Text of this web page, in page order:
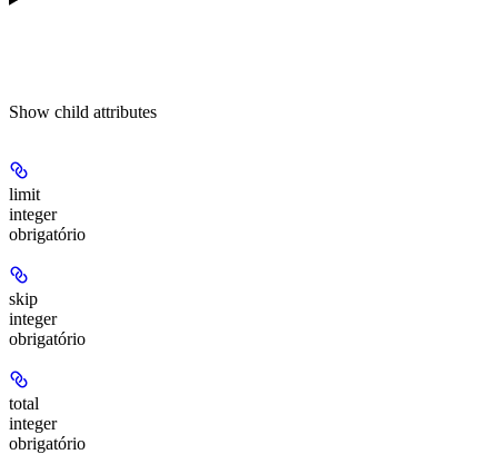
Show child attributes
limit
integer
obrigatório
skip
integer
obrigatório
total
integer
obrigatório